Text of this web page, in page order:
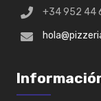
+34 952 44